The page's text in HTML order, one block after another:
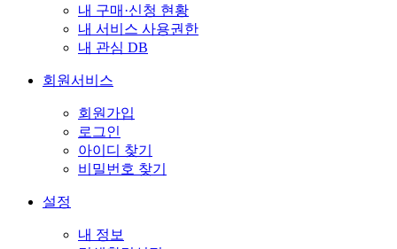
내 구매·신청 현황
내 서비스 사용권한
내 관심 DB
회원서비스
회원가입
로그인
아이디 찾기
비밀번호 찾기
설정
내 정보